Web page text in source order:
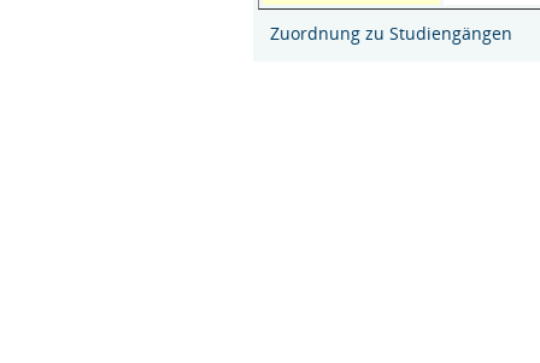
Zuordnung zu Studiengängen